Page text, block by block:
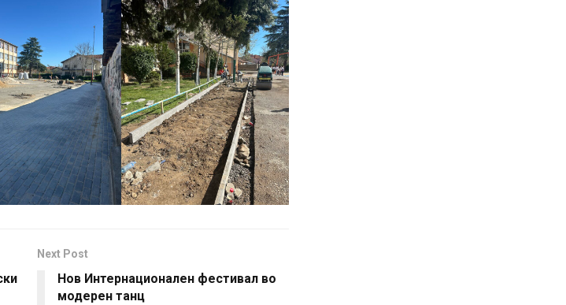
Next Post
Нов Интернационален фестивал во
модерен танц